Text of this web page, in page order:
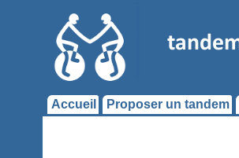
Accueil Proposer un tandem